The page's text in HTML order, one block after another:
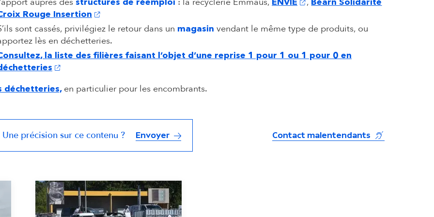
structures de réemploi ENVIE
Béarn Solidarité
Rouge Insertion (s'ouvre dans un nouvel onglet)
sont cassés, privilégiez le retour dans un magasin vendant le même type de produits, ou
lès en déchetteries.
la liste des filières faisant l’objet d’une reprise 1 pour 1 ou 1 pour 0 en
(s'ouvre dans un nouvel onglet)
déchetteries, en particulier pour les encombrants.
Une précision sur ce contenu ? Envoyer Contact malentendants (s'ouvre dans